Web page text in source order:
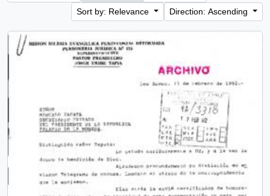
Sort by: Relevance
Direction: Ascending